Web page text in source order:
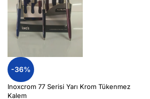
-36%
Inoxcrom 77 Serisi Yarı Krom Tükenmez
Kalem